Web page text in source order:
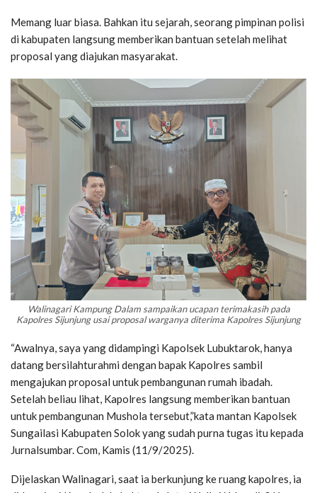
Memang luar biasa. Bahkan itu sejarah, seorang pimpinan polisi
di kabupaten langsung memberikan bantuan setelah melihat
proposal yang diajukan masyarakat.
Walinagari Kampung Dalam sampaikan ucapan terimakasih pada
Kapolres Sijunjung usai proposal warganya diterima Kapolres Sijunjung
“Awalnya, saya yang didampingi Kapolsek Lubuktarok, hanya
datang bersilahturahmi dengan bapak Kapolres sambil
mengajukan proposal untuk pembangunan rumah ibadah.
Setelah beliau lihat, Kapolres langsung memberikan bantuan
untuk pembangunan Mushola tersebut,”kata mantan Kapolsek
Sungailasi Kabupaten Solok yang sudah purna tugas itu kepada
Jurnalsumbar. Com, Kamis (11/9/2025).
Dijelaskan Walinagari, saat ia berkunjung ke ruang kapolres, ia